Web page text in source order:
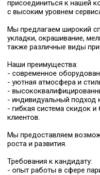
присоединиться к нашей
с высоким уровнем
Мы предлагаем широкий
укладки, окрашивание,
также различные виды
Наши преимущества:
- современное
- уютная атмосфера и
-
- индивидуальный подход
- гибкая система скидок
клиентов.
Мы предоставляем
роста и развития.
Требования к кандидату:
- опыт работы в сфере